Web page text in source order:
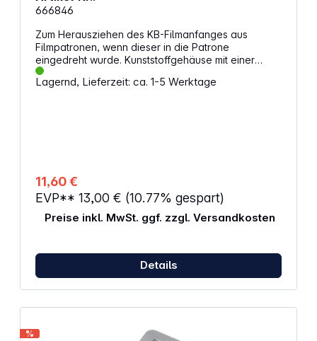
666846
Zum Herausziehen des KB-Filmanfanges aus
Filmpatronen, wenn dieser in die Patrone
eingedreht wurde. Kunststoffgehäuse mit einer
festen und einer verschiebbaren Zunge. Einfache
Handhabung.
Lagernd, Lieferzeit: ca. 1-5 Werktage
11,60 €
EVP** 13,00 € (10.77% gespart)
Preise inkl. MwSt. ggf. zzgl. Versandkosten
Details
%